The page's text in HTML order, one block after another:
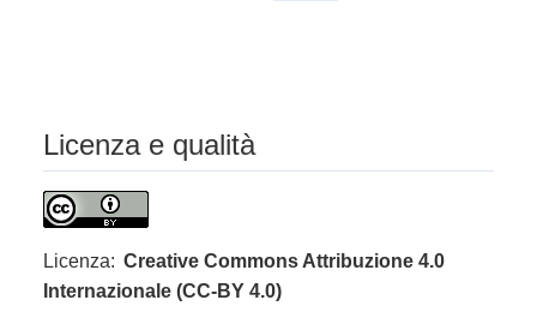
Licenza e qualità
Licenza: Creative Commons Attribuzione 4.0
Internazionale (CC-BY 4.0)